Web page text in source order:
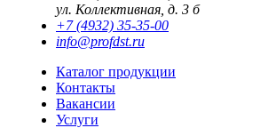
ул. Коллективная, д. 3 б
+7 (4932) 35-35-00
info@profdst.ru
Каталог продукции
Контакты
Вакансии
Услуги